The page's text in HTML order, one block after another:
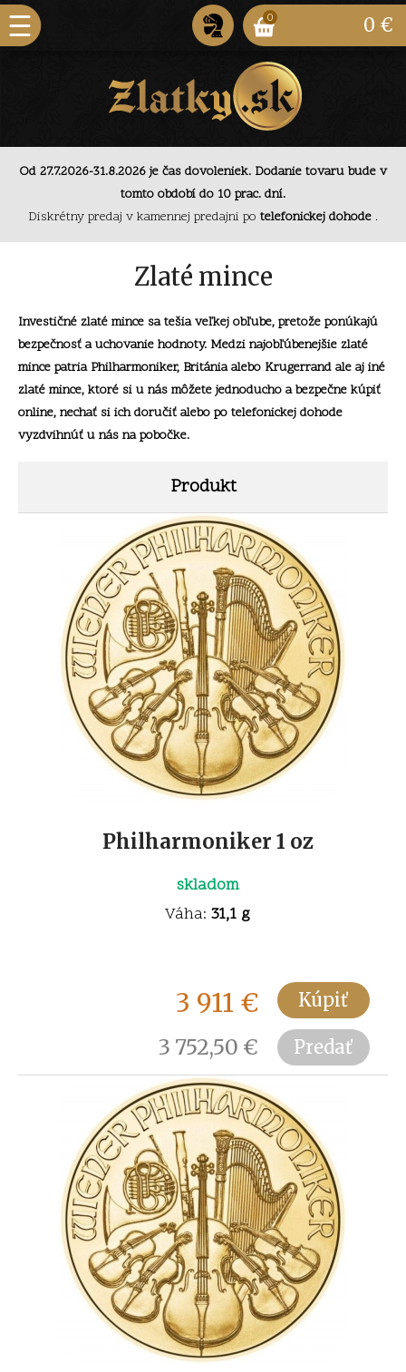
0 0 €
Od 27.7.2026-31.8.2026 je čas dovoleniek. Dodanie
Diskrétny predaj v kamennej predajni potelefonickej
dohode.
Od 27.7.2026-31.8.2026 je čas dovoleniek. Dodanie
tovaru bude v tomto období do 10 prac. dní.
Od 27.7.2026-31.8.2026 je čas dovoleniek. Dodanie tovaru bude v
tomto období do 10 prac. dní.
Diskrétny predaj v kamennej predajni po telefonickej dohode .
Zlaté mince
Investičné zlaté mince sa tešia veľkej obľube, pretože ponúkajú
bezpečnosť a uchovanie hodnoty. Medzi najobľúbenejšie zlaté
mince patria Philharmoniker, Británia alebo Krugerrand ale aj iné
zlaté mince, ktoré si u nás môžete jednoducho a bezpečne kúpiť
online, nechať si ich doručiť alebo po telefonickej dohode
vyzdvihnúť u nás na pobočke.
Produkt
Philharmoniker 1 oz
skladom
Váha: 31,1 g
3 911 €
3 752,50 €
Kúpiť
Predať